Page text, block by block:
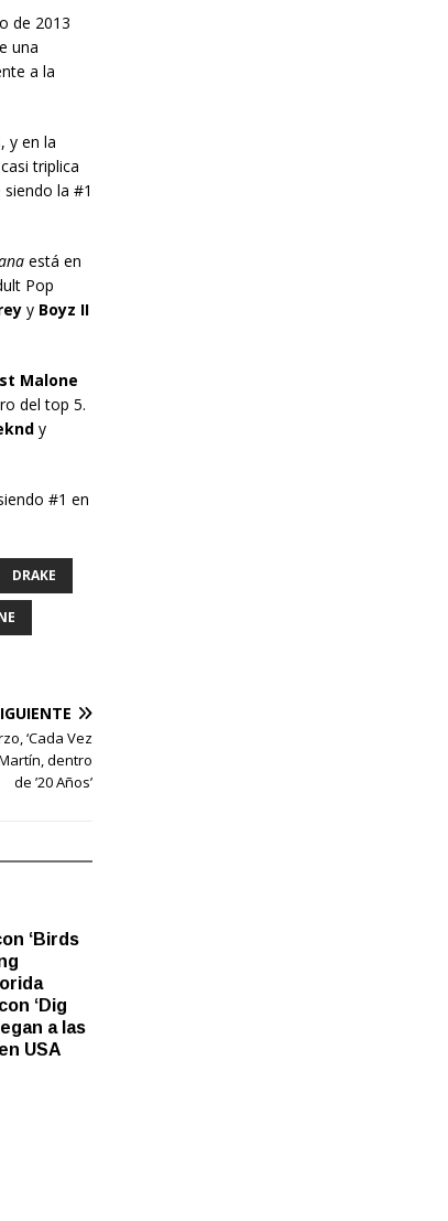
de 2013
una
a la
y en la
triplica
la #1
está en
Pop
y Boyz II
Malone
del top 5.
y
#1 en
DRAKE
‘Cada Vez
dentro
de ’20 Años’
‘Birds
‘Dig
a las
USA